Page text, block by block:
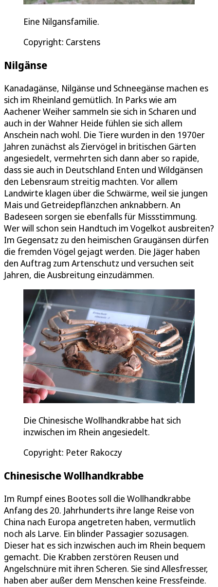
Eine Nilgansfamilie.
Copyright: Carstens
Nilgänse
Kanadagänse, Nilgänse und Schneegänse machen es
sich im Rheinland gemütlich. In Parks wie am
Aachener Weiher sammeln sie sich in Scharen und
auch in der Wahner Heide fühlen sie sich allem
Anschein nach wohl. Die Tiere wurden in den 1970er
Jahren zunächst als Ziervögel in britischen Gärten
angesiedelt, vermehrten sich dann aber so rapide,
dass sie auch in Deutschland Enten und Wildgänsen
den Lebensraum streitig machten. Vor allem
Landwirte klagen über die Schwärme, weil sie jungen
Mais und Getreidepflänzchen anknabbern. An
Badeseen sorgen sie ebenfalls für Missstimmung.
Wer will schon sein Handtuch im Vogelkot ausbreiten?
Im Gegensatz zu den heimischen Graugänsen dürfen
die fremden Vögel gejagt werden. Die Jäger haben
den Auftrag zum Artenschutz und versuchen seit
Jahren, die Ausbreitung einzudämmen.
Die Chinesische Wollhandkrabbe hat sich
inzwischen im Rhein angesiedelt.
Copyright: Peter Rakoczy
Chinesische Wollhandkrabbe
Im Rumpf eines Bootes soll die Wollhandkrabbe
Anfang des 20. Jahrhunderts ihre lange Reise von
China nach Europa angetreten haben, vermutlich
noch als Larve. Ein blinder Passagier sozusagen.
Dieser hat es sich inzwischen auch im Rhein bequem
gemacht. Die Krabben zerstören Reusen und
Angelschnüre mit ihren Scheren. Sie sind Allesfresser,
haben aber außer dem Menschen keine Fressfeinde.